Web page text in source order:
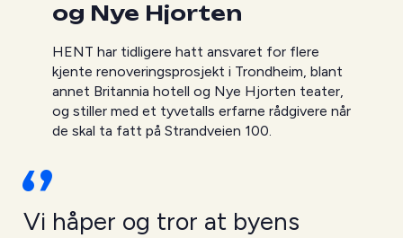
og Nye Hjorten
HENT har tidligere hatt ansvaret for flere
kjente renoveringsprosjekt i Trondheim, blant
annet Britannia hotell og Nye Hjorten teater,
og stiller med et tyvetalls erfarne rådgivere når
de skal ta fatt på Strandveien 100.
Vi håper og tror at byens